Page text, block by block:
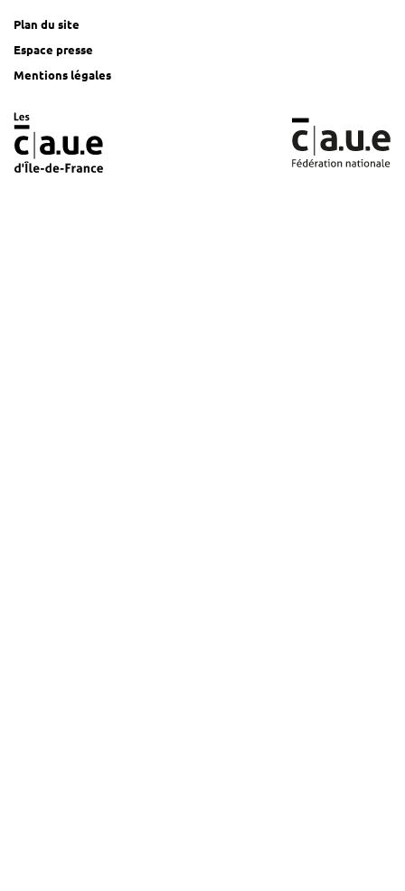
Plan du site
Espace presse
Mentions légales